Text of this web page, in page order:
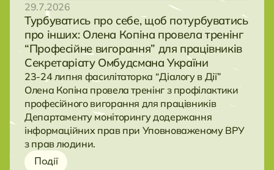
29.7.2026
Турбуватись про себе, щоб потурбуватись
про інших: Олена Копіна провела тренінг
“Професійне вигорання” для працівників
Секретаріату Омбудсмана України
23-24 липня фасилітаторка “Діалогу в Дії”
Олена Копіна провела тренінг з профілактики
професійного вигорання для працівників
Департаменту моніторингу додержання
інформаційних прав при Уповноваженому ВРУ
з прав людини.
Події